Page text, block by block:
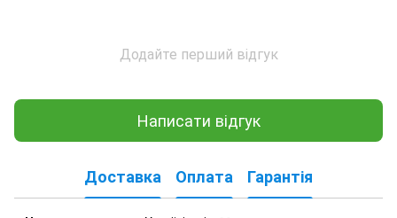
Додайте перший відгук
Написати відгук
Доставка Оплата Гарантія